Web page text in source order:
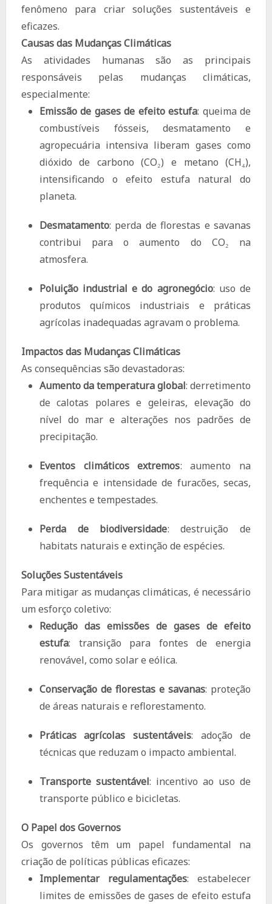
fenômeno para criar soluções sustentáveis e
eficazes.
Causas das Mudanças Climáticas
As atividades humanas são as principais
responsáveis pelas mudanças climáticas,
especialmente:
Emissão de gases de efeito estufa: queima de
combustíveis fósseis, desmatamento e
agropecuária intensiva liberam gases como
dióxido de carbono (CO₂) e metano (CH₄),
intensificando o efeito estufa natural do
planeta.
Desmatamento: perda de florestas e savanas
contribui para o aumento do CO₂ na
atmosfera.
Poluição industrial e do agronegócio: uso de
produtos químicos industriais e práticas
agrícolas inadequadas agravam o problema.
Impactos das Mudanças Climáticas
As consequências são devastadoras:
Aumento da temperatura global: derretimento
de calotas polares e geleiras, elevação do
nível do mar e alterações nos padrões de
precipitação.
Eventos climáticos extremos: aumento na
frequência e intensidade de furacões, secas,
enchentes e tempestades.
Perda de biodiversidade: destruição de
habitats naturais e extinção de espécies.
Soluções Sustentáveis
Para mitigar as mudanças climáticas, é necessário
um esforço coletivo:
Redução das emissões de gases de efeito
estufa: transição para fontes de energia
renovável, como solar e eólica.
Conservação de florestas e savanas: proteção
de áreas naturais e reflorestamento.
Práticas agrícolas sustentáveis: adoção de
técnicas que reduzam o impacto ambiental.
Transporte sustentável: incentivo ao uso de
transporte público e bicicletas.
O Papel dos Governos
Os governos têm um papel fundamental na
criação de políticas públicas eficazes:
Implementar regulamentações: estabelecer
limites de emissões de gases de efeito estufa